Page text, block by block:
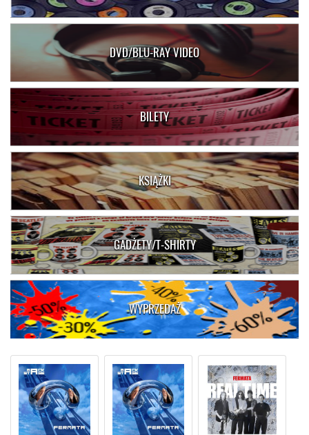
DVD/BLU-RAY VIDEO
BILETY
KSIĄŻKI
GADŻETY/T-SHIRTY
WYPRZEDAŻ